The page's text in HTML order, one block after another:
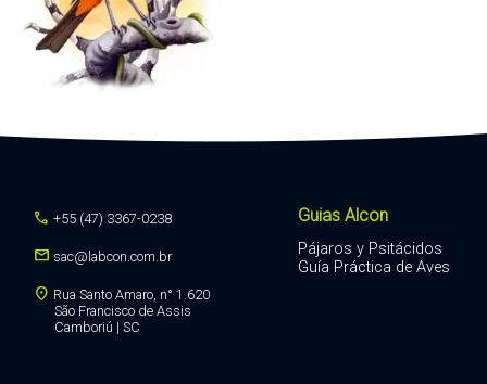
call +55 (47) 3367-0238
mail sac@labcon.com.br
location_on Rua Santo Amaro, n° 1.620
São Francisco de Assis
Camboriú | SC
Guias Alcon
Pájaros y Psitácidos
Guía Práctica de Aves